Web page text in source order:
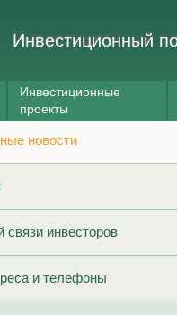
Инвестиционный
Инвестиционные
проекты
новости
связи инвесторов
и телефоны